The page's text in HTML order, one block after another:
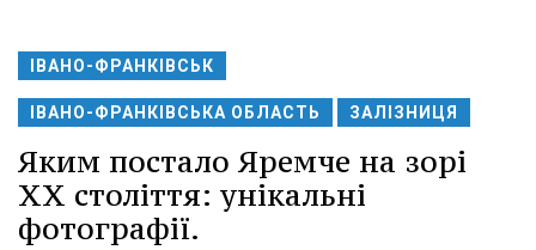
ІВАНО-ФРАНКІВСЬК
ІВАНО-ФРАНКІВСЬКА ОБЛАСТЬ ЗАЛІЗНИЦЯ
Яким постало Яремче на зорі
ХХ століття: унікальні
фотографії.